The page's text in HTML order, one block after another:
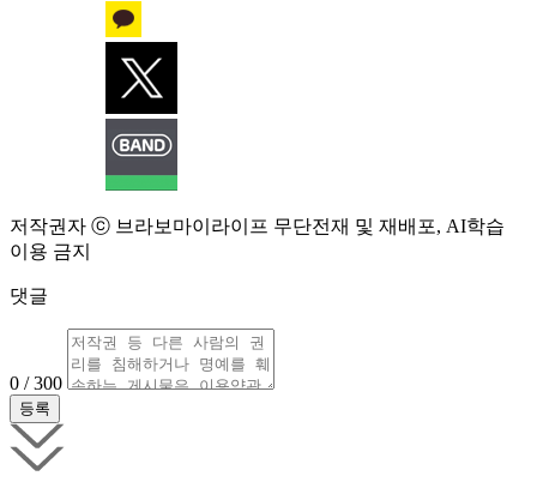
저작권자 ⓒ 브라보마이라이프 무단전재 및 재배포, AI학습
이용 금지
댓글
0 / 300